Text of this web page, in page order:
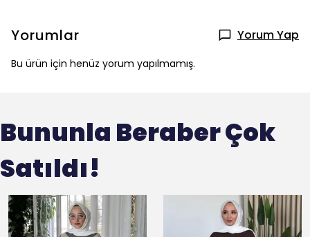
Yorumlar Yorum Yap
Bu ürün için henüz yorum yapılmamış.
Bununla Beraber Çok
Satıldı!